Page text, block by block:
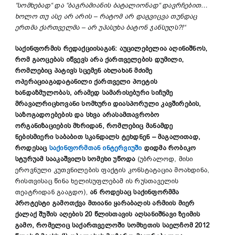
“სომხებად“ და “ბაგრამიანის ბატალიონად“ დავრჩებით…
ხოლო თუ ასე არ არის – რატომ არ დაგვიცვა თუნდაც
ერთმა ქართველმა – არ უპასუხა ბატონ ჯანსუღს?!“
საქინფორმის რედაქციისაგან: აუცილებელია აღინიშნოს,
რომ გაოცებას იწვევს არა ქართველების დუმილი,
რომლებიც პატივს სცემენ ახლახან მძიმე
ოპერაციაგადატანილი ქართველი პოეტის
ხანდაზმულობას, არამედ სამარისებური სიჩუმე
მრავალრიცხოვანი სომხური დიასპორული კავშირების,
საზოგადოებების და სხვა არასამთავრობო
ორგანიზაციების მხრიდან, რომლებიც მანამდე
ნებისმიერი საბაბით სკანდალს ტეხდნენ – მაგალითად,
როდესაც საქინფორმთან ინტერვიუში დიდმა რობიკო
სტურუამ სააკაშვილს სომეხი უწოდა (უბრალოდ, მისი
ეროვნული კუთვნილების ფაქტის კონსტატაცია მოახდინა,
რისთვისაც წინა ხელისუფლებამ ის რუსთაველის
თეატრიდან გააგდო), ან როდესაც საქინფორმმა
პროტესტი გამოთქვა მთიანი ყარაბაღის არმიის მიერ
ქალაქ შუშის აღების 20 წლისთავის აღსანიშნავი ზეიმის
გამო, რომელიც საქართველოში სომხეთის საელჩომ 2012